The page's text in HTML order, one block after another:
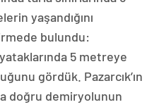
yaşandığını
bulundu:
5 metreye
gördük. Pazarcık’ın
doğru demiryolunun